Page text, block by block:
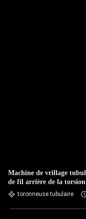
Machine de vrillage
de fil arrière de la
toronneuse tubulaire